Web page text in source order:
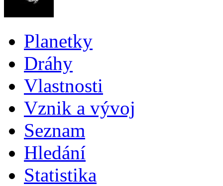
Planetky
Dráhy
Vlastnosti
Vznik a vývoj
Seznam
Hledání
Statistika